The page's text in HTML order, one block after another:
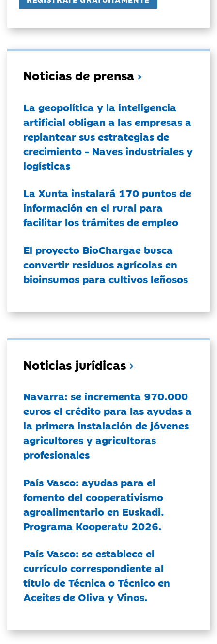
Noticias de prensa
La geopolítica y la inteligencia
artificial obligan a las empresas a
replantear sus estrategias de
crecimiento - Naves industriales y
logísticas
La Xunta instalará 170 puntos de
información en el rural para
facilitar los trámites de empleo
El proyecto BioChargae busca
convertir residuos agrícolas en
bioinsumos para cultivos leñosos
Noticias jurídicas
Navarra: se incrementa 970.000
euros el crédito para las ayudas a
la primera instalación de jóvenes
agricultores y agricultoras
profesionales
País Vasco: ayudas para el
fomento del cooperativismo
agroalimentario en Euskadi.
Programa Kooperatu 2026.
País Vasco: se establece el
currículo correspondiente al
título de Técnica o Técnico en
Aceites de Oliva y Vinos.